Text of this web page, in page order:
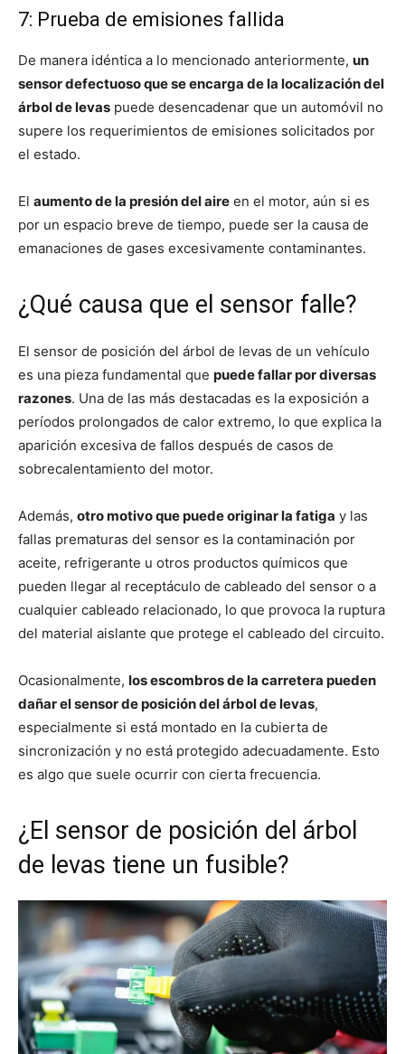
7: Prueba de emisiones fallida
De manera idéntica a lo mencionado anteriormente, un
sensor defectuoso que se encarga de la localización del
árbol de levas puede desencadenar que un automóvil no
supere los requerimientos de emisiones solicitados por
el estado.
El aumento de la presión del aire en el motor, aún si es
por un espacio breve de tiempo, puede ser la causa de
emanaciones de gases excesivamente contaminantes.
¿Qué causa que el sensor falle?
El sensor de posición del árbol de levas de un vehículo
es una pieza fundamental que puede fallar por diversas
razones. Una de las más destacadas es la exposición a
períodos prolongados de calor extremo, lo que explica la
aparición excesiva de fallos después de casos de
sobrecalentamiento del motor.
Además, otro motivo que puede originar la fatiga y las
fallas prematuras del sensor es la contaminación por
aceite, refrigerante u otros productos químicos que
pueden llegar al receptáculo de cableado del sensor o a
cualquier cableado relacionado, lo que provoca la ruptura
del material aislante que protege el cableado del circuito.
Ocasionalmente, los escombros de la carretera pueden
dañar el sensor de posición del árbol de levas,
especialmente si está montado en la cubierta de
sincronización y no está protegido adecuadamente. Esto
es algo que suele ocurrir con cierta frecuencia.
¿El sensor de posición del árbol
de levas tiene un fusible?